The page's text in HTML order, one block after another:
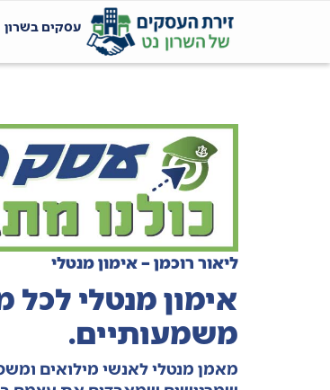
עסקים בשרון
ליאור רוכמן – אימון מנטלי
אימון מנטלי
משמעותיים.
מאמן מנטלי לאנשי מילואים